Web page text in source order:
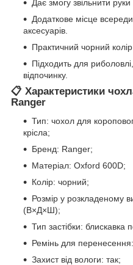
Дає змогу звільнити
Додаткове місце
аксесуарів.
Практичний чорний
Підходить для
відпочинку.
📋 Характеристики
Ranger
Тип: чохол для
крісла;
Бренд: Ranger;
Матеріал: Oxford 600D;
Колір: чорний;
Розмір у розкладеному
(В×Д×Ш);
Тип застібки: блискавка
Ремінь для
Захист від вологи: так;